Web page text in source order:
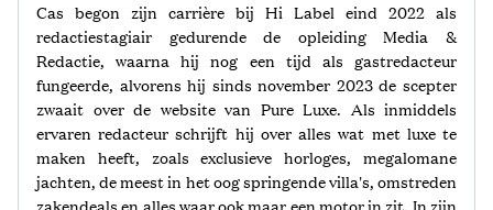
Cas begon zijn carrière bij Hi Label eind 2022 als
redactiestagiair gedurende de opleiding Media &
Redactie, waarna hij nog een tijd als gastredacteur
fungeerde, alvorens hij sinds november 2023 de scepter
zwaait over de website van Pure Luxe. Als inmiddels
ervaren redacteur schrijft hij over alles wat met luxe te
maken heeft, zoals exclusieve horloges, megalomane
jachten, de meest in het oog springende villa's, omstreden